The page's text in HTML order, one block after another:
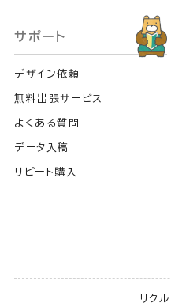
サポート
デザイン依頼
無料出張サービス
よくある質問
データ入稿
リピート購入
リク